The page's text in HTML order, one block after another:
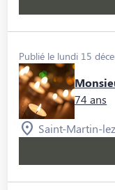
Publié le lundi 15
74 ans
Saint-Martin-